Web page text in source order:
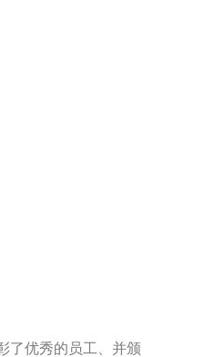
了优秀的员工、并颁